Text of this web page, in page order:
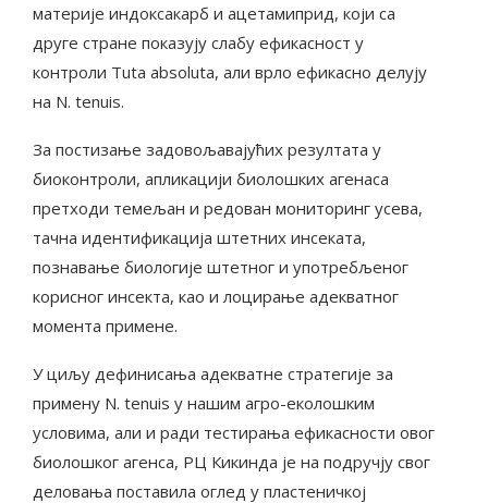
материје индоксакарб и ацетамиприд, који са
друге стране показују слабу ефикасност у
контроли Tuta absoluta, али врло ефикасно делују
на N. tenuis.
За постизање задовољавајућих резултата у
биоконтроли, апликацији биолошких агенаса
претходи темељан и редован мониторинг усева,
тачна идентификација штетних инсеката,
познавање биологије штетног и употребљеног
корисног инсекта, као и лоцирање адекватног
момента примене.
У циљу дефинисања адекватне стратегије за
примену N. tenuis у нашим агро-еколошким
условима, али и ради тестирања ефикасности овог
биолошког агенса, РЦ Кикинда је на подручју свог
деловања поставила оглед у пластеничкој